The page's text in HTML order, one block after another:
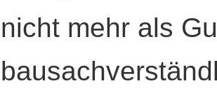
nicht mehr als